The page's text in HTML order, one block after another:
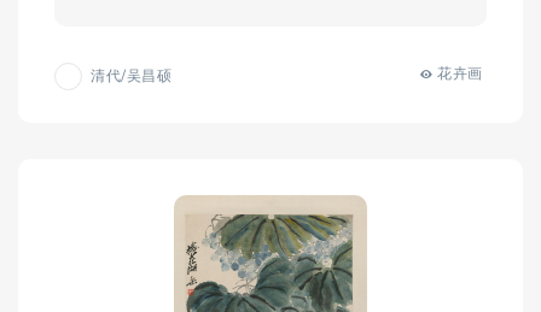
清代/吴昌硕 花卉画